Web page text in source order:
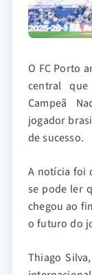
O FC Porto
central
Campeã
jogador
de sucesso.
A notícia foi
se pode ler
chegou ao
o futuro do
Thiago